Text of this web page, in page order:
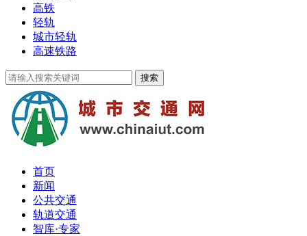
高铁
轻轨
城市轻轨
高速铁路
首页
新闻
公共交通
轨道交通
智库·专家